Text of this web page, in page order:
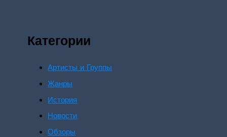
Категории
Артисты и Группы
Жанры
История
Новости
Обзоры